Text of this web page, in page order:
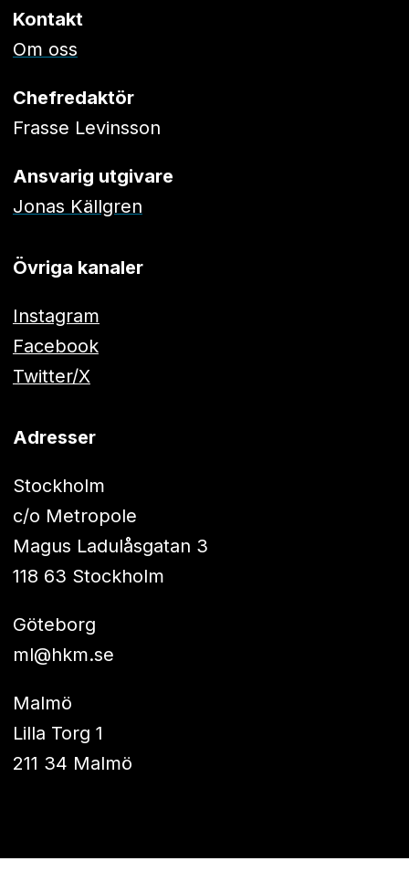
Kontakt
Om oss
Chefredaktör
Frasse Levinsson
Ansvarig utgivare
Jonas Källgren
Övriga kanaler
Instagram
Facebook
Twitter/X
Adresser
Stockholm
c/o Metropole
Magus Ladulåsgatan 3
118 63 Stockholm
Göteborg
ml@hkm.se
Malmö
Lilla Torg 1
211 34 Malmö